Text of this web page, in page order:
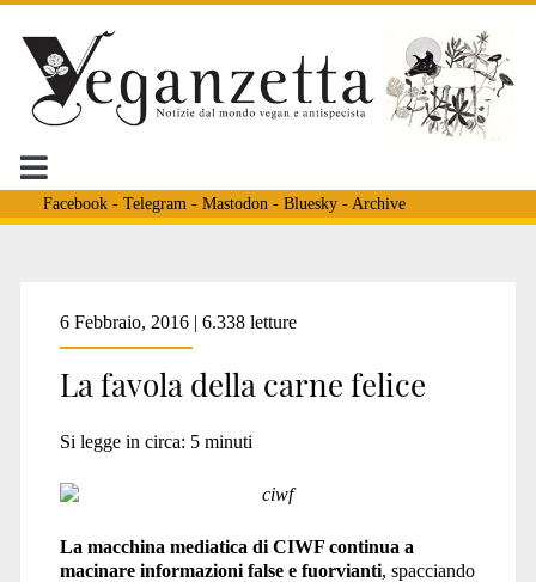
Facebook- Telegram - Mastodon - Bluesky- Archive
Tag:
<span>Burger
King</span>
6 Febbraio, 2016 | 6.338 letture
La favola della carne felice
Si legge in circa: 5 minuti
La macchina mediatica di CIWF continua a
macinare informazioni false e fuorvianti, spacciando